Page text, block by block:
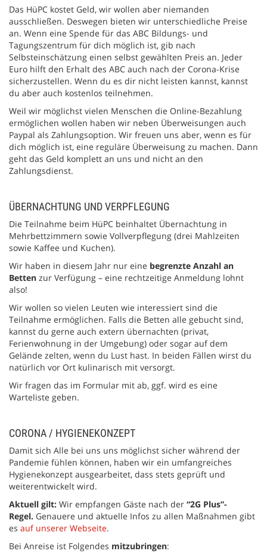
Das HüPC kostet Geld, wir wollen aber niemanden
ausschließen. Deswegen bieten wir unterschiedliche Preise
an. Wenn eine Spende für das ABC Bildungs- und
Tagungszentrum für dich möglich ist, gib nach
Selbsteinschätzung einen selbst gewählten Preis an. Jeder
Euro hilft den Erhalt des ABC auch nach der Corona-Krise
sicherzustellen. Wenn du es dir nicht leisten kannst, kannst
du aber auch kostenlos teilnehmen.
Weil wir möglichst vielen Menschen die Online-Bezahlung
ermöglichen wollen haben wir neben Überweisungen auch
Paypal als Zahlungsoption. Wir freuen uns aber, wenn es für
dich möglich ist, eine reguläre Überweisung zu machen. Dann
geht das Geld komplett an uns und nicht an den
Zahlungsdienst.
ÜBERNACHTUNG UND VERPFLEGUNG
Die Teilnahme beim HüPC beinhaltet Übernachtung in
Mehrbettzimmern sowie Vollverpflegung (drei Mahlzeiten
sowie Kaffee und Kuchen).
Wir haben in diesem Jahr nur eine begrenzte Anzahl an
Betten zur Verfügung – eine rechtzeitige Anmeldung lohnt
also!
Wir wollen so vielen Leuten wie interessiert sind die
Teilnahme ermöglichen. Falls die Betten alle gebucht sind,
kannst du gerne auch extern übernachten (privat,
Ferienwohnung in der Umgebung) oder sogar auf dem
Gelände zelten, wenn du Lust hast. In beiden Fällen wirst du
natürlich vor Ort kulinarisch mit versorgt.
Wir fragen das im Formular mit ab, ggf. wird es eine
Warteliste geben.
CORONA / HYGIENEKONZEPT
Damit sich Alle bei uns uns möglichst sicher während der
Pandemie fühlen können, haben wir ein umfangreiches
Hygienekonzept ausgearbeitet, dass stets geprüft und
weiterentwickelt wird.
Aktuell gilt: Wir empfangen Gäste nach der “2G Plus”-
Regel. Genauere und aktuelle Infos zu allen Maßnahmen gibt
es auf unserer Webseite.
Bei Anreise ist Folgendes mitzubringen: